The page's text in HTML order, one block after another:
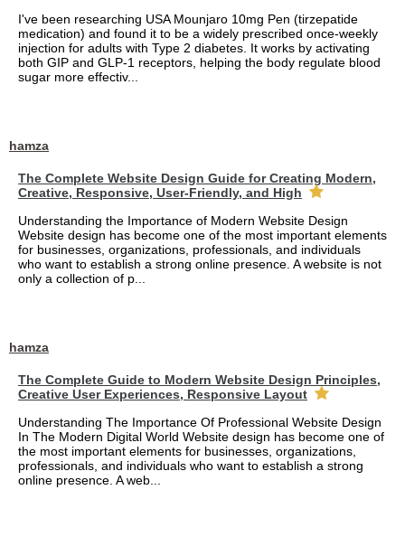
I've been researching USA Mounjaro 10mg Pen (tirzepatide
medication) and found it to be a widely prescribed once-weekly
injection for adults with Type 2 diabetes. It works by activating
both GIP and GLP-1 receptors, helping the body regulate blood
sugar more effectiv...
hamza
The Complete Website Design Guide for Creating Modern,
Creative, Responsive, User-Friendly, and High
Understanding the Importance of Modern Website Design
Website design has become one of the most important elements
for businesses, organizations, professionals, and individuals
who want to establish a strong online presence. A website is not
only a collection of p...
hamza
The Complete Guide to Modern Website Design Principles,
Creative User Experiences, Responsive Layout
Understanding The Importance Of Professional Website Design
In The Modern Digital World Website design has become one of
the most important elements for businesses, organizations,
professionals, and individuals who want to establish a strong
online presence. A web...